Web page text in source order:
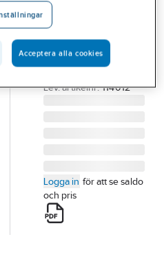
VIKSATS IRONSIDE
INSEX 1,5-8MM
114012
Lev. artikelnr: 114012
Logga in för att se saldo
och pris
Acceptera alla cookies